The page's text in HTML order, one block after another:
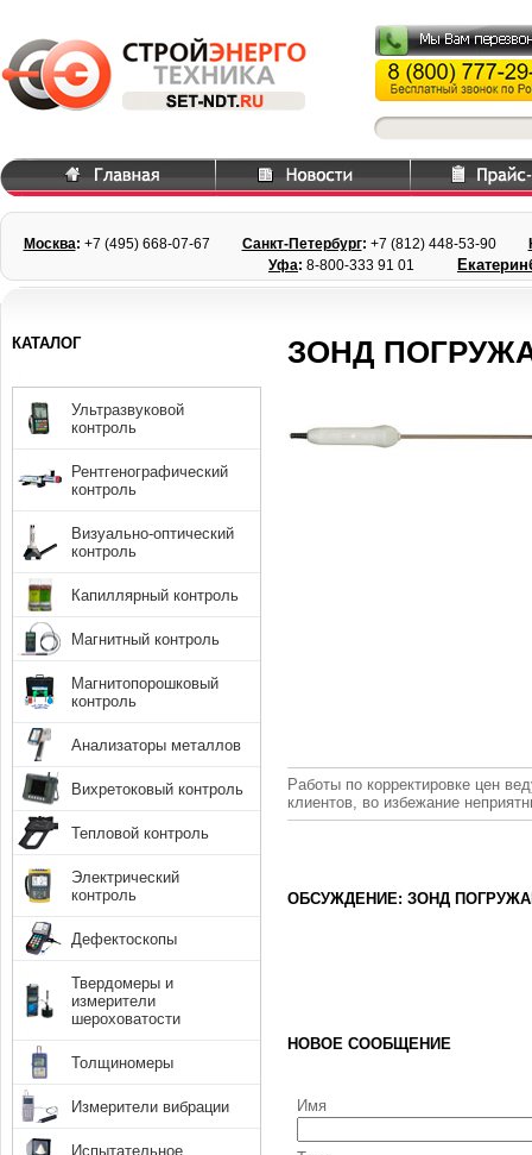
Москва: +7 (495) 668-07-67 Санкт-Петербург: +7 (812) 448-53-90
Уфа: 8-800-333 91 01
ЗОНД
Работы по корректировке цен
клиентов, во избежание
ОБСУЖДЕНИЕ: ЗОНД
НОВОЕ СООБЩЕНИЕ
Имя
КАТАЛОГ
Ультразвуковой
контроль
Рентгенографический
контроль
Визуально-оптический
контроль
Капиллярный контроль
Магнитный контроль
Магнитопорошковый
контроль
Анализаторы металлов
Вихретоковый контроль
Тепловой контроль
Электрический
контроль
Дефектоскопы
Твердомеры и
измерители
шероховатости
Толщиномеры
Измерители вибрации
Испытательное